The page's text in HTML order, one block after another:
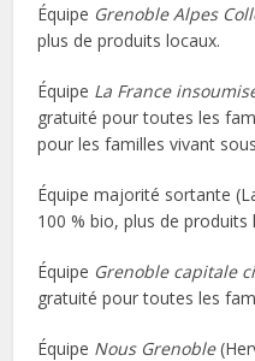
Équipe Grenoble Alpes
plus de produits locaux.
Équipe La France
gratuité pour toutes les
pour les familles vivant
Équipe majorité sortante
100 % bio, plus de produits
Équipe Grenoble capitale
gratuité pour toutes les
Équipe Nous Grenoble